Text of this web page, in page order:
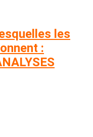
les
: